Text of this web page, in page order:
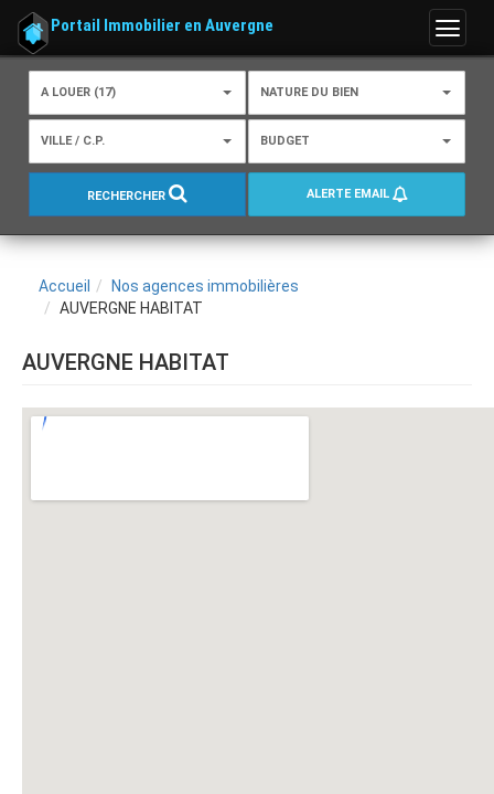
Menu
Portail Immobilier en Auvergne
A LOUER (17) NATURE DU BIEN
VILLE / C.P. BUDGET
RECHERCHER ALERTE EMAIL
Accueil
Nos agences immobilières
AUVERGNE HABITAT
AUVERGNE HABITAT